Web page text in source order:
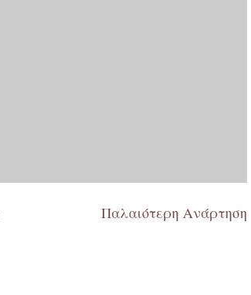
Παλαιότερη Ανάρτηση